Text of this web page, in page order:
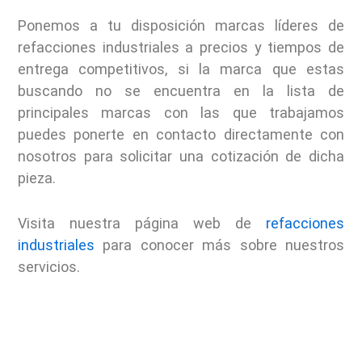
Ponemos a tu disposición marcas líderes de
refacciones industriales a precios y tiempos de
entrega competitivos, si la marca que estas
buscando no se encuentra en la lista de
principales marcas con las que trabajamos
puedes ponerte en contacto directamente con
nosotros para solicitar una cotización de dicha
pieza.
Visita nuestra página web de refacciones
industriales para conocer más sobre nuestros
servicios.